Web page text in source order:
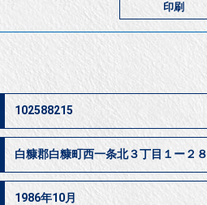
印刷
102588215
白糠郡白糠町西一条北３丁目１ー２８
1986年10月